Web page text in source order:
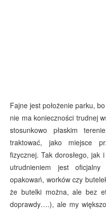
Fajne jest położenie parku,
nie ma konieczności trudnej
stosunkowo płaskim
traktować, jako miejsce
fizycznej. Tak dorosłego, jak
utrudnieniem jest oficjalny
opakowań, worków czy
że butelki można, ale bez
doprawdy….), ale my